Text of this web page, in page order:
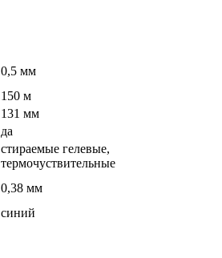
0,5 мм
150 м
131 мм
да
стираемые гелевые,
термочуствительные
0,38 мм
синий